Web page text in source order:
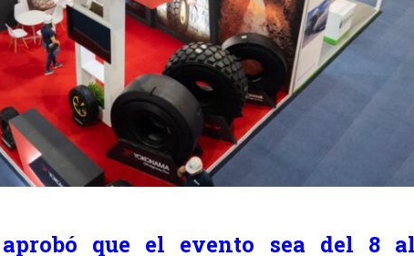
que el evento sea del 8